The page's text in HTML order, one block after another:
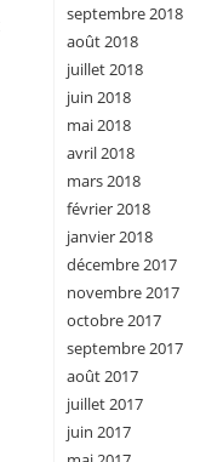
septembre 2018
août 2018
juillet 2018
juin 2018
mai 2018
avril 2018
mars 2018
février 2018
janvier 2018
décembre 2017
novembre 2017
octobre 2017
septembre 2017
août 2017
juillet 2017
juin 2017